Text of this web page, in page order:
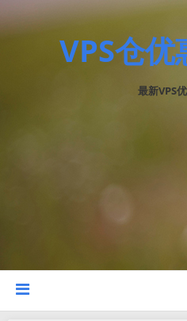
VPS仓
最新VPS